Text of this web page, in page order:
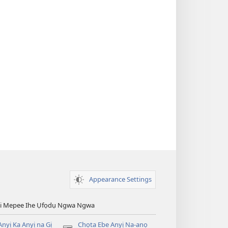
Appearance Settings
Mepee Ihe Ụfọdụ Ngwa Ngwa
Ka Anyị na Gị
Chọta Ebe Anyị Na-anọ